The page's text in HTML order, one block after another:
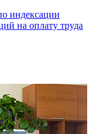
индексации
на оплату труда